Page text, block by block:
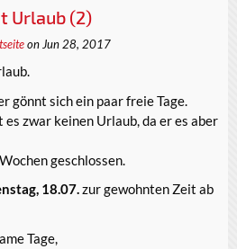
Urlaub (2)
on Jun 28, 2017
gönnt sich ein paar freie Tage.
zwar keinen Urlaub, da er es aber
geschlossen.
18.07.zur gewohnten Zeit ab
Tage,